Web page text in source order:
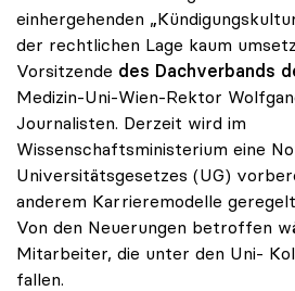
einhergehenden
der rechtlichen Lage kaum
Vorsitzende des Dachverbands
Medizin-Uni-Wien-Rektor
Journalisten. Derzeit wird im
Wissenschaftsministerium eine
Universitätsgesetzes (UG)
anderem Karrieremodelle
Von den Neuerungen betroffen
Mitarbeiter, die unter den Uni-
fallen.